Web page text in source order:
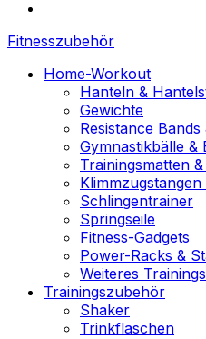
Fitnesszubehör
Home-Workout
Hanteln &
Gewichte
Resistance
Gymnastikbälle &
Trainingsmatten
Schlingentrainer
Springseile
Fitness-Gadgets
Power-Racks &
Weiteres
Trainingszubehör
Shaker
Trinkflaschen